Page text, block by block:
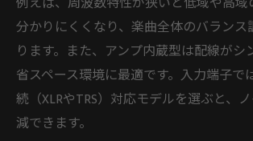
分かりにくくなり、楽曲全体のバランス
ります。また、アンプ内蔵型は配線がシ
省スペース環境に最適です。入力端子で
続（XLRやTRS）対応モデルを選ぶと、
減できます。